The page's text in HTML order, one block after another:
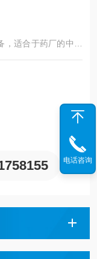
适合于药厂的中试
时广泛应用于制药
带来的污染，实现了
电话咨询